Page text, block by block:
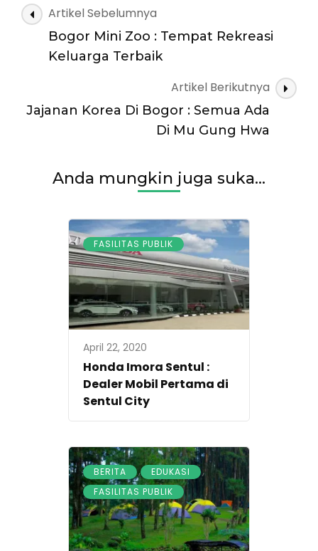
:
Hoeis
!
Navigasi
Artikel
Artikel Sebelumnya
Bogor Mini Zoo : Tempat Rekreasi
Keluarga Terbaik
Artikel Berikutnya
Jajanan Korea Di Bogor : Semua Ada
Di Mu Gung Hwa
Anda mungkin juga suka...
FASILITAS PUBLIK
April 22, 2020
Honda Imora Sentul :
Dealer Mobil Pertama di
Sentul City
BERITA , EDUKASI ,
FASILITAS PUBLIK